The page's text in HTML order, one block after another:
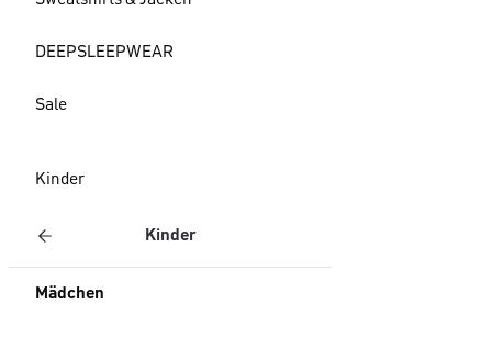
DEEPSLEEPWEAR
Sale
Kinder
Kinder
Mädchen